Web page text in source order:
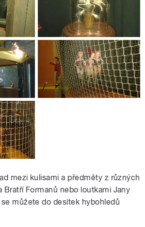
mezi kulisami a předměty z různých
Bratří Formanů nebo loutkami Jany
můžete do desítek hybohledů